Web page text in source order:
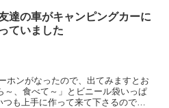
達の車がキャンピングカーに
ていました
ホンがなったので、出てみますとお
、食べて～」とビニール袋いっぱ
も上手に作って来て下さるので、